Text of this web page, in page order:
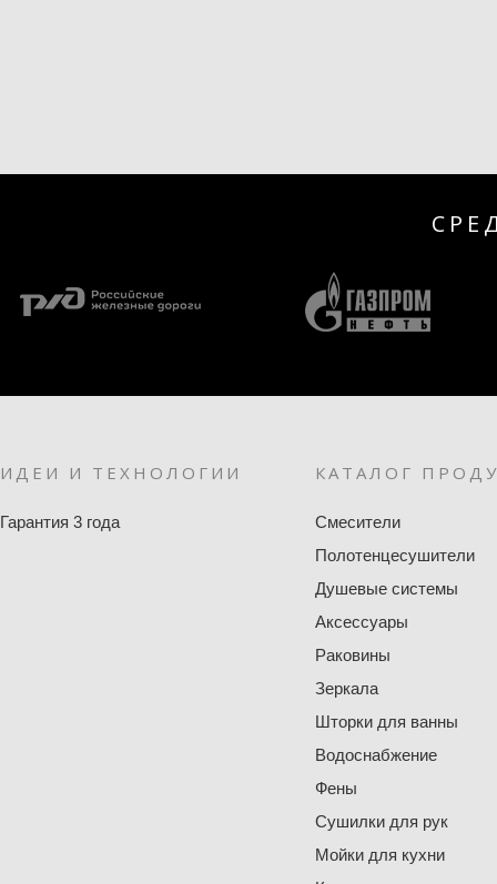
ИДЕИ И ТЕХНОЛОГИИ
Гарантия 3 года
КАТАЛОГ
Смесители
Полотенцесушители
Душевые системы
Аксессуары
Раковины
Зеркала
Шторки для ванны
Водоснабжение
Фены
Сушилки для рук
Мойки для кухни